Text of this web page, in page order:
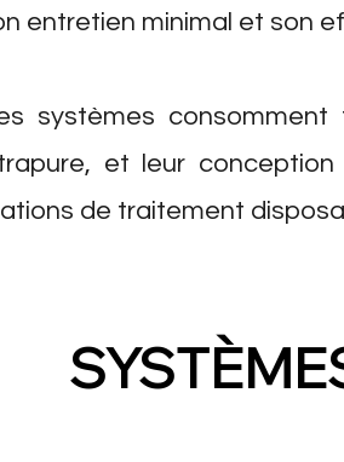
entretien minimal et son
systèmes consomment
et leur
de traitement